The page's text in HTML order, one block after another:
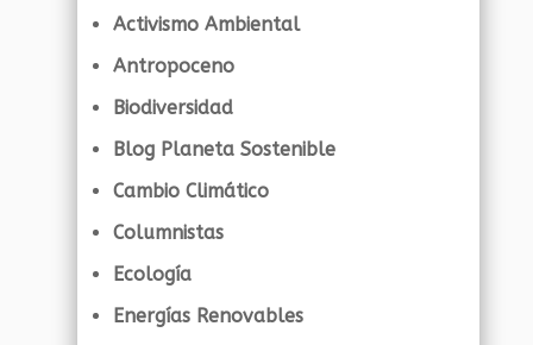
Activismo Ambiental
Antropoceno
Biodiversidad
Blog Planeta Sostenible
Cambio Climático
Columnistas
Ecología
Energías Renovables